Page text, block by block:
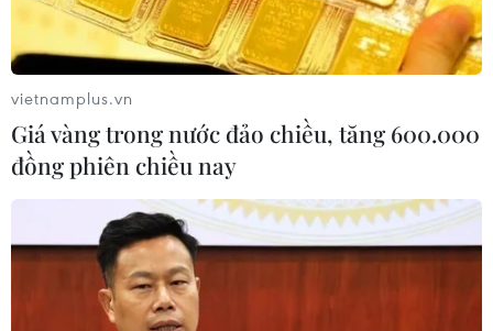
vietnamplus.vn
Giá vàng trong nước đảo chiều, tăng 600.000
đồng phiên chiều nay